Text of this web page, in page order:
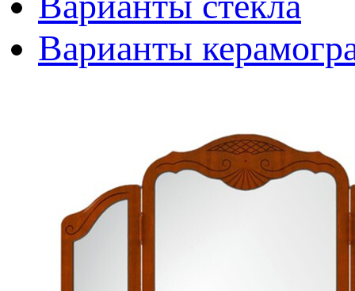
Варианты